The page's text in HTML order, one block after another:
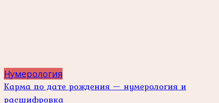
Нумерология
Карма по дате рождения — нумерология и
расшифровка